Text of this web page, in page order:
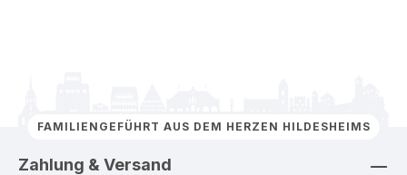
FAMILIENGEFÜHRT AUS DEM HERZEN HILDESHEIMS
Zahlung & Versand